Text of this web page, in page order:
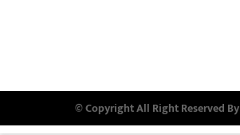
© Copyright All Right Reserved By